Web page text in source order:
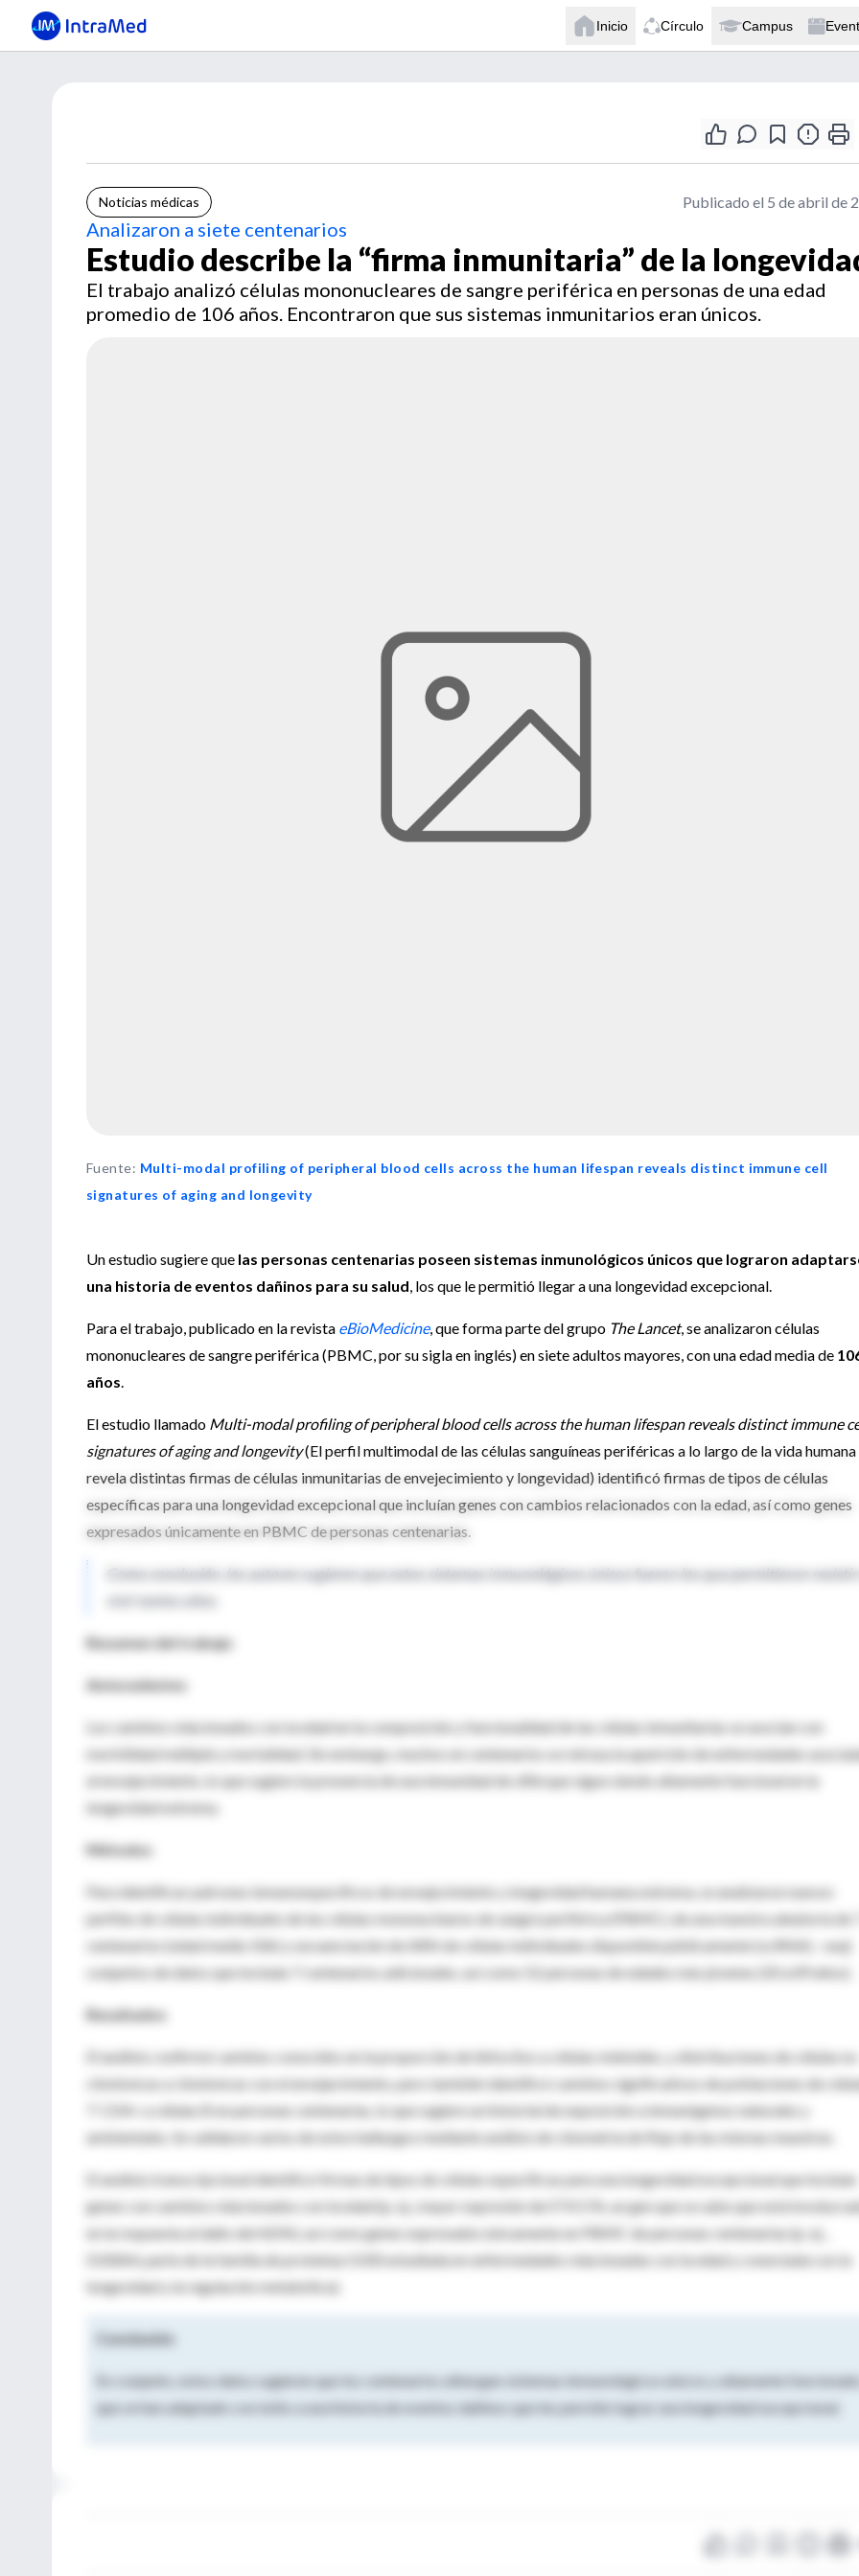
Inicio Círculo Campus
Noticias médicas Publicado el 5 de abril de
Analizaron a siete centenarios
Estudio describe la “firma inmunitaria” de la
El trabajo analizó células mononucleares de sangre periférica en personas de una edad
promedio de 106 años. Encontraron que sus sistemas inmunitarios eran únicos.
Fuente: Multi-modal profiling of peripheral blood cells across the human lifespan reveals distinct immune cell
signatures of aging and longevity
Un estudio sugiere que las personas centenarias poseen sistemas inmunológicos únicos que lograron
una historia de eventos dañinos para su salud , los que le permitió llegar a una longevidad excepcional.
Para el trabajo, publicado en la revista eBioMedicine, que forma parte del grupo The Lancet, se analizaron células
mononucleares de sangre periférica (PBMC, por su sigla en inglés) en siete adultos mayores, con una edad media de
años
El estudio llamado Multi-modal profiling of peripheral blood cells across the human lifespan reveals distinct immune
signatures of aging and longevity(El perfil multimodal de las células sanguíneas periféricas a lo largo de la vida humana
revela distintas firmas de células inmunitarias de envejecimiento y longevidad) identificó firmas de tipos de células
específicas para una longevidad excepcional que incluían genes con cambios relacionados con la edad, así como genes
expresados ​​únicamente en PBMC de personas centenarias.
Como conclusión, los autores sugieren que estos sistemas inmunológicos únicos fueron los que permitieron
vivir tantos años.
Resumen del trabajo
Antecedentes
Los cambios relacionados con la edad en la composición y funcionalidad de las células inmunitarias se asocian con
morbilidad múltiple y mortalidad. Sin embargo, muchos en centenarios se retrasa la aparición de enfermedades
al envejecimiento, lo que sugiere la presencia de una inmunidad de éliteque sigue siendo altamente funcional en la
longevidad extrema.
Métodos
Para identificar patrones inmunoespecíficos de envejecimiento y longevidad humana extrema, se analizaron nuevos
perfiles de células individuales de las células mononucleares de sangre periférica (PBMC), de una muestra aleatoria de
centenarios (edad media 106) y secuenciación de ARN de células individuales disponible públicamente (scRNA). -seq)
conjuntos de datos que incluían 7 centenarios adicionales, así como 52 personas de edades más jóvenes (20 a 89 años).
Resultados
El análisis confirmó cambios conocidos en la proporción de linfocitos a células mieloides, y distribuciones de células no
citotóxicas a citotóxicas con el envejecimiento, pero también identificó cambios significativos de poblaciones de
T CD4+ a células B en personas centenarias, lo que sugiere un historial de exposición a inmunógenos naturales y
ambientales. Se validaron varios de estos hallazgos mediante análisis de citometría de flujo de las mismas muestras.
El análisis transcripcional identificó firmas de tipos de células específicas para una longevidad excepcional que incluían
genes con cambios relacionados con la edad (p. ej., mayor expresión de STK17A, un gen que se sabe que está
en la respuesta al daño del ADN), así como genes expresados ​​únicamente en PBMC de personas centenarias (p. ej. ,
S100A4, parte de la familia de proteínas S100 estudiada en enfermedades relacionadas con la edad y conectada con la
longevidad y la regulación metabólica).
Conclusión
En conjunto, estos datos sugieren que los centenarios albergan sistemas inmunológicos únicos y altamente
que se han adaptado con éxito a una historia de eventos dañinos que les permite lograr una longevidad excepcional.